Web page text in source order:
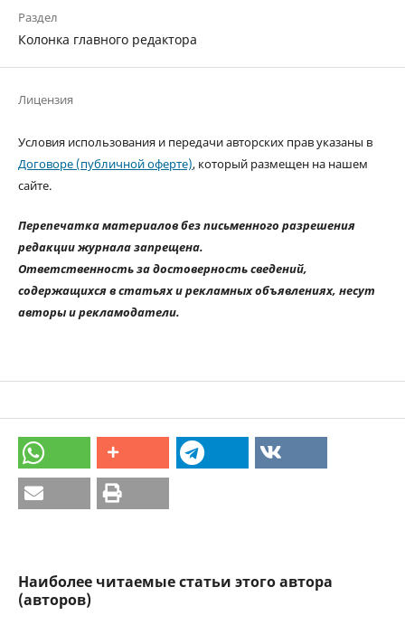
Раздел
Колонка главного редактора
Лицензия
Условия использования и передачи авторских прав указаны в
Договоре (публичной оферте), который размещен на нашем
сайте.
Перепечатка материалов без письменного разрешения
редакции журнала запрещена.
Ответственность за достоверность сведений,
содержащихся в статьях и рекламных объявлениях, несут
авторы и рекламодатели.
Наиболее читаемые статьи этого автора
(авторов)